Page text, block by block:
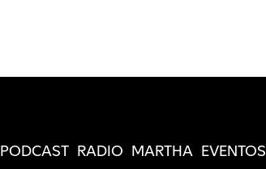
PODCAST RADIO MARTHA EVENTOS